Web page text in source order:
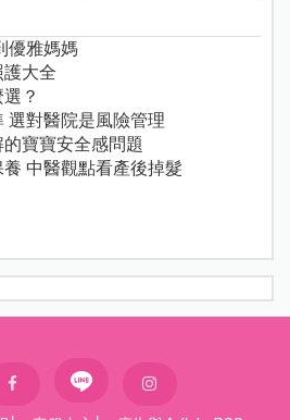
優雅媽媽
大全
？
選對醫院是風險管理
寶寶安全感問題
中醫觀點看產後掉髮